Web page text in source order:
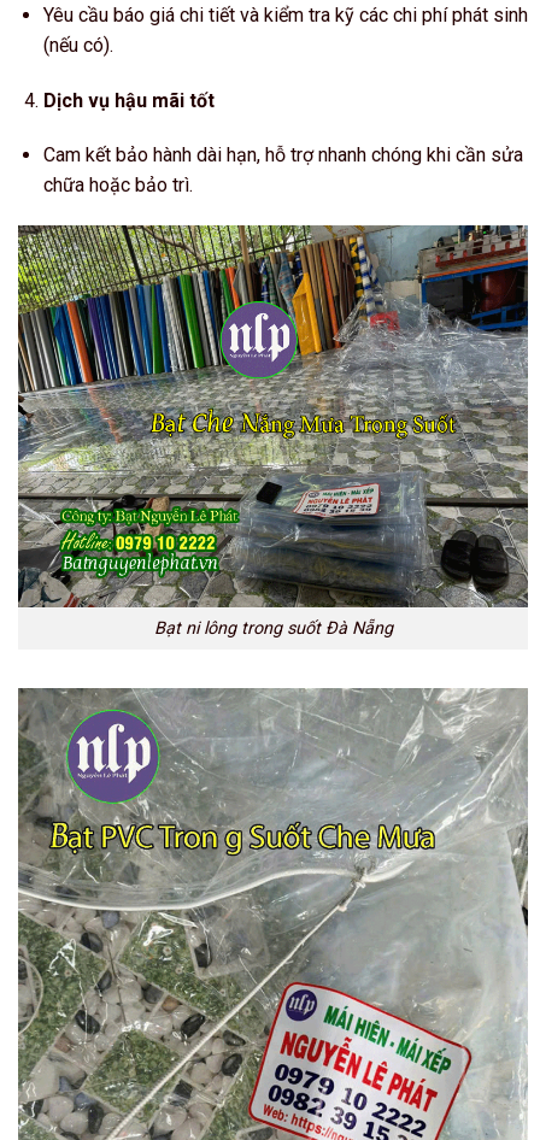
Yêu cầu báo giá chi tiết và kiểm tra kỹ các chi phí phát sinh
(nếu có).
Dịch vụ hậu mãi tốt
Cam kết bảo hành dài hạn, hỗ trợ nhanh chóng khi cần sửa
chữa hoặc bảo trì.
Bạt ni lông trong suốt Đà Nẵng